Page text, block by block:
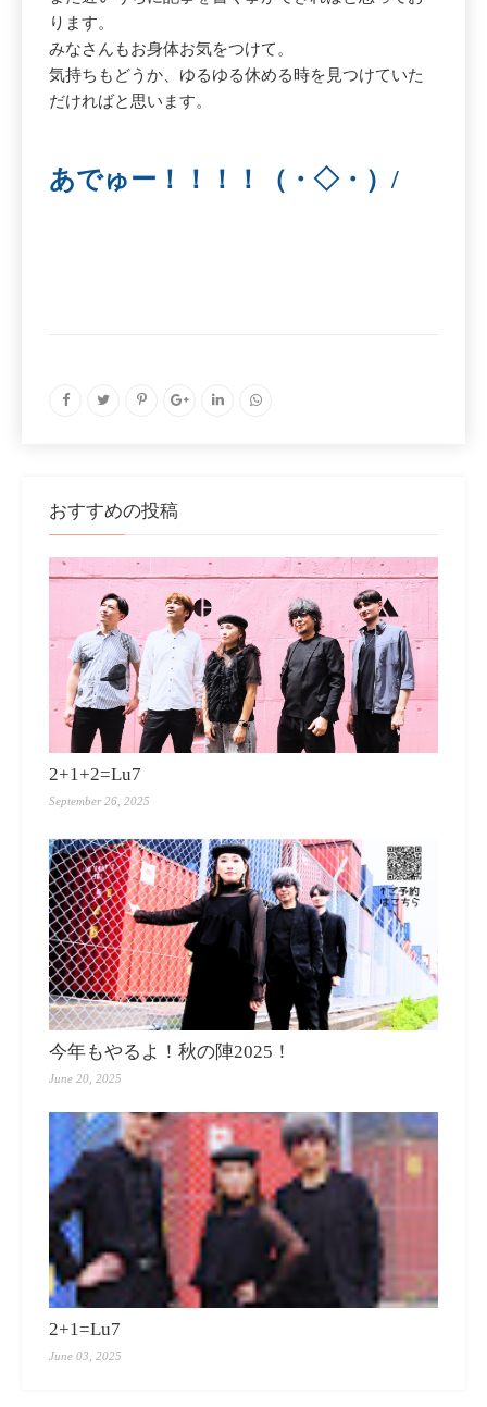
ります。
みなさんもお身体お気をつけて。
気持ちもどうか、ゆるゆる休める時を見つけていた
だければと思います。
あでゅー！！！！（・◇・）/
おすすめの投稿
2+1+2=Lu7
September 26, 2025
今年もやるよ！秋の陣2025！
June 20, 2025
2+1=Lu7
June 03, 2025